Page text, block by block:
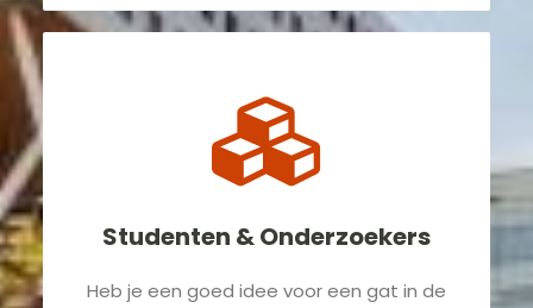
Studenten & Onderzoekers
Heb je een goed idee voor een gat in de